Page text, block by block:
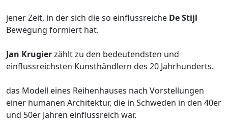
jener Zeit, in der sich die so einflussreiche De Stijl
Bewegung formiert hat.
Jan Krugierzählt zu den bedeutendsten und
einflussreichsten Kunsthändlern des 20 Jahrhunderts.
das Modell eines Reihenhauses nach Vorstellungen
einer humanen Architektur, die in Schweden in den 40er
und 50er Jahren einflussreich war.